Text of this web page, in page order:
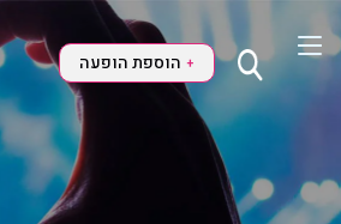
+ הוספת הופעה